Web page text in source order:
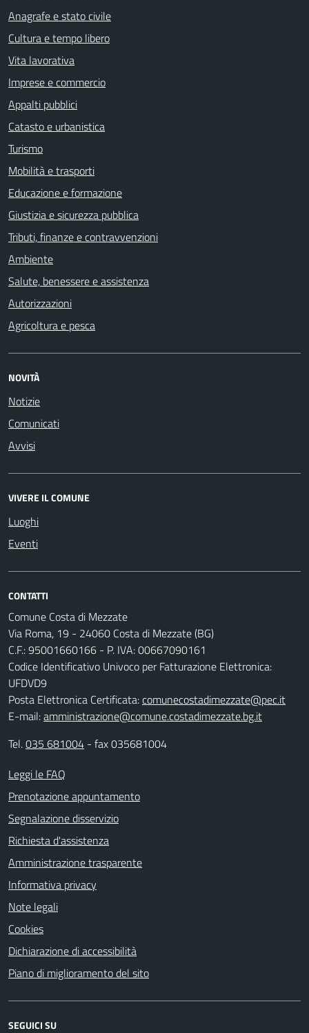
Anagrafe e stato civile
Cultura e tempo libero
Vita lavorativa
Imprese e commercio
Appalti pubblici
Catasto e urbanistica
Turismo
Mobilità e trasporti
Educazione e formazione
Giustizia e sicurezza pubblica
Tributi, finanze e contravvenzioni
Ambiente
Salute, benessere e assistenza
Autorizzazioni
Agricoltura e pesca
NOVITÀ
Notizie
Comunicati
Avvisi
VIVERE IL COMUNE
Luoghi
Eventi
CONTATTI
Comune Costa di Mezzate
Via Roma, 19 - 24060 Costa di Mezzate (BG)
C.F.: 95001660166 - P. IVA: 00667090161
Codice Identificativo Univoco per Fatturazione Elettronica:
UFDVD9
Posta Elettronica Certificata:comunecostadimezzate@pec.it
E-mail:amministrazione@comune.costadimezzate.bg.it
Tel.035 681004 - fax 035681004
Leggi le FAQ
Prenotazione appuntamento
Segnalazione disservizio
Richiesta d'assistenza
Amministrazione trasparente
Informativa privacy
Note legali
Cookies
Dichiarazione di accessibilità
Piano di miglioramento del sito
SEGUICI SU